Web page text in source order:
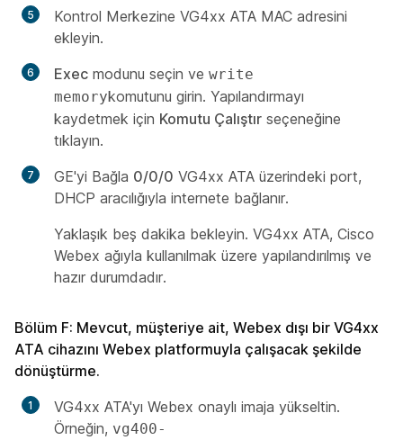
Kontrol Merkezine VG4xx ATA MAC adresini
ekleyin.
Exec modunu seçin ve write
memorykomutunu girin. Yapılandırmayı
kaydetmek için Komutu Çalıştır seçeneğine
tıklayın.
GE'yi Bağla 0/0/0 VG4xx ATA üzerindeki port,
DHCP aracılığıyla internete bağlanır.
Yaklaşık beş dakika bekleyin. VG4xx ATA, Cisco
Webex ağıyla kullanılmak üzere yapılandırılmış ve
hazır durumdadır.
Bölüm F: Mevcut, müşteriye ait, Webex dışı bir VG4xx
ATA cihazını Webex platformuyla çalışacak şekilde
dönüştürme.
VG4xx ATA'yı Webex onaylı imaja yükseltin.
Örneğin, vg400-